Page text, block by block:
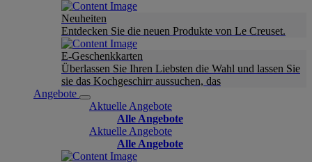
Neuheiten
Entdecken Sie die neuen Produkte von Le Creuset.
E-Geschenkkarten
Überlassen Sie Ihren Liebsten die Wahl und lassen Sie
sie das Kochgeschirr aussuchen, das
Angebote
Aktuelle Angebote
Alle Angebote
Aktuelle Angebote
Alle Angebote